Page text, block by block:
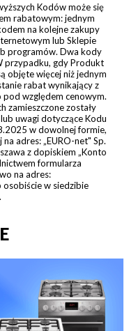
Kodów może się
rabatowym: jednym
na kolejne zakupy
lub Sklepie
programów. Dwa kody
przypadku, gdy Produkt
objęte więcej niż jednym
rabat wynikający z
względem cenowym.
zamieszczone zostały
uwagi dotyczące Kodu
w dowolnej formie,
adres: „EURO-net" Sp.
z dopiskiem „Konto
formularza
na adres:
w siedzibie